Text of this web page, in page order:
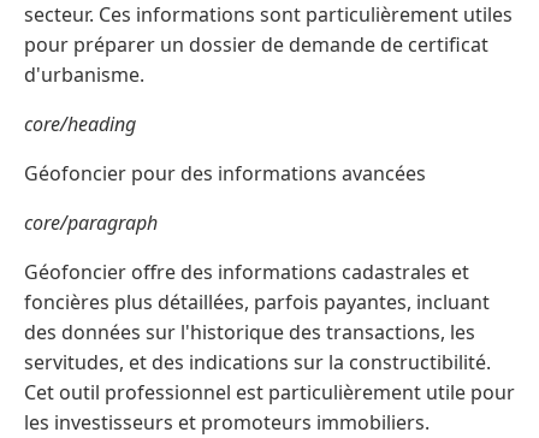
secteur. Ces informations sont particulièrement utiles
pour préparer un dossier de demande de certificat
d'urbanisme.
core/heading
Géofoncier pour des informations avancées
core/paragraph
Géofoncier offre des informations cadastrales et
foncières plus détaillées, parfois payantes, incluant
des données sur l'historique des transactions, les
servitudes, et des indications sur la constructibilité.
Cet outil professionnel est particulièrement utile pour
les investisseurs et promoteurs immobiliers.